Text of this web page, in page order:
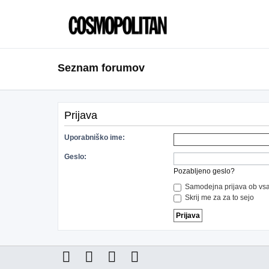
Seznam forumov
Prijava
Uporabniško ime:
Geslo:
Pozabljeno geslo?
Samodejna prijava ob
Skrij me za za to sejo